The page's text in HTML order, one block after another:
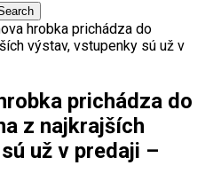
hrobka prichádza do
výstav, vstupenky sú už v
prichádza do
z najkrajších
už v predaji –